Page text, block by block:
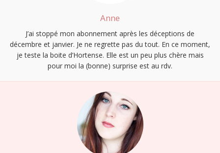
Anne
J’ai stoppé mon abonnement après les déceptions de
décembre et janvier. Je ne regrette pas du tout. En ce moment,
je teste la boite d’Hortense. Elle est un peu plus chère mais
pour moi la (bonne) surprise est au rdv.